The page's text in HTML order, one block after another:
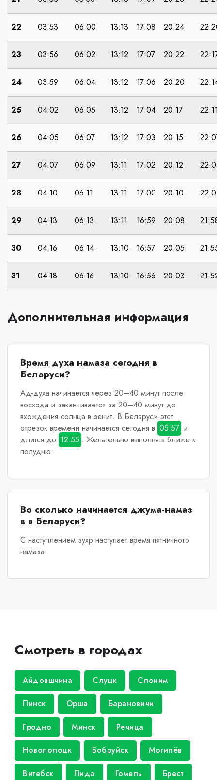
22 03:53 06:00 13:13 17:08 20:24
23 03:56 06:02 13:12 17:07 20:22
24 03:59 06:04 13:12 17:06 20:20
25 04:02 06:05 13:12 17:04 20:17
26 04:05 06:07 13:12 17:03 20:15
27 04:07 06:09 13:11 17:02 20:12
28 04:10 06:11 13:11 17:00 20:10
29 04:13 06:13 13:11 16:59 20:08
30 04:16 06:14 13:10 16:57 20:05
31 04:18 06:16 13:10 16:56 20:03
Дополнительная информация
Время духа намаза сегодня в
Беларуси?
Ад-духа начинается через 20–40 минут после
восхода и заканчивается за 20–40 минут до
вхождения солнца в зенит. В Беларуси этот
отрезок времени начинается сегодня в 05:57 и
длится до 12:55 . Желательно выполнять ближе к
полудню.
Во сколько начинается джума-намаз
в в Беларуси?
С наступлением зухр наступает время пятничного
намаза.
Смотреть в городах
Айдовшчина Слуцк Слоним
Пинск Орша Барановичи
Гродно Минск Речица
Новополоцк Бобруйск Могилёв
Витебск Лида Гомель Брест